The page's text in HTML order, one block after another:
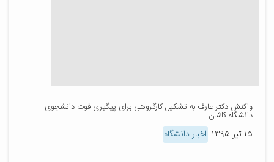
واکنش دکتر عارف به تشکیل کارگروهی برای پیگیری فوت دانشجوی
دانشگاه کاشان
۱۵ تیر ۱۳۹۵ اخبار دانشگاه